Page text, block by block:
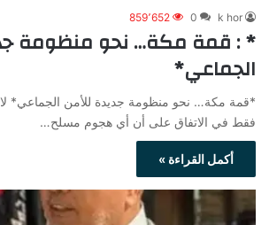
k hor
0 859٬652
* : قمة مكة… نحو منظومة
الجماعي*
*قمة مكة… نحو منظومة جديدة للأمن الجماعي*
فقط في الاتفاق على أن أي هجوم مسلح…
أكمل القراءة »